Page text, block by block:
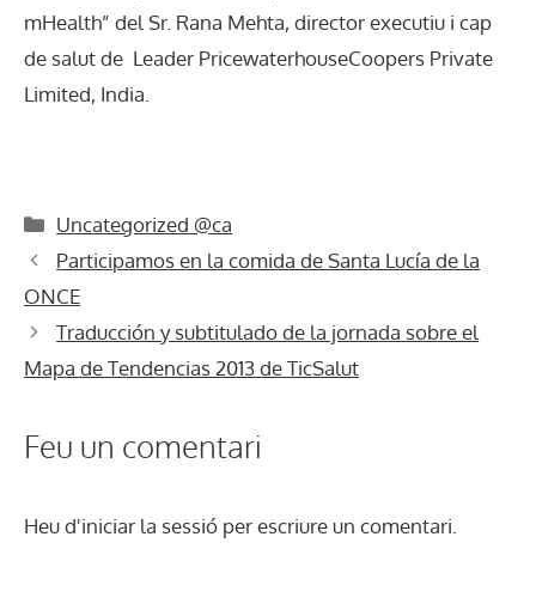
mHealth” del Sr. Rana Mehta, director executiu i cap
de salut de Leader PricewaterhouseCoopers Private
Limited, India.
Categories
Uncategorized @ca
Participamos en la comida de Santa Lucía de la
ONCE
Traducción y subtitulado de la jornada sobre el
Mapa de Tendencias 2013 de TicSalut
Feu un comentari
Heu d'iniciar la sessió per escriure un comentari.